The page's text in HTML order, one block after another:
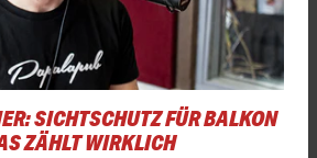
SICHTSCHUTZ FÜR BALKON
ZÄHLT WIRKLICH